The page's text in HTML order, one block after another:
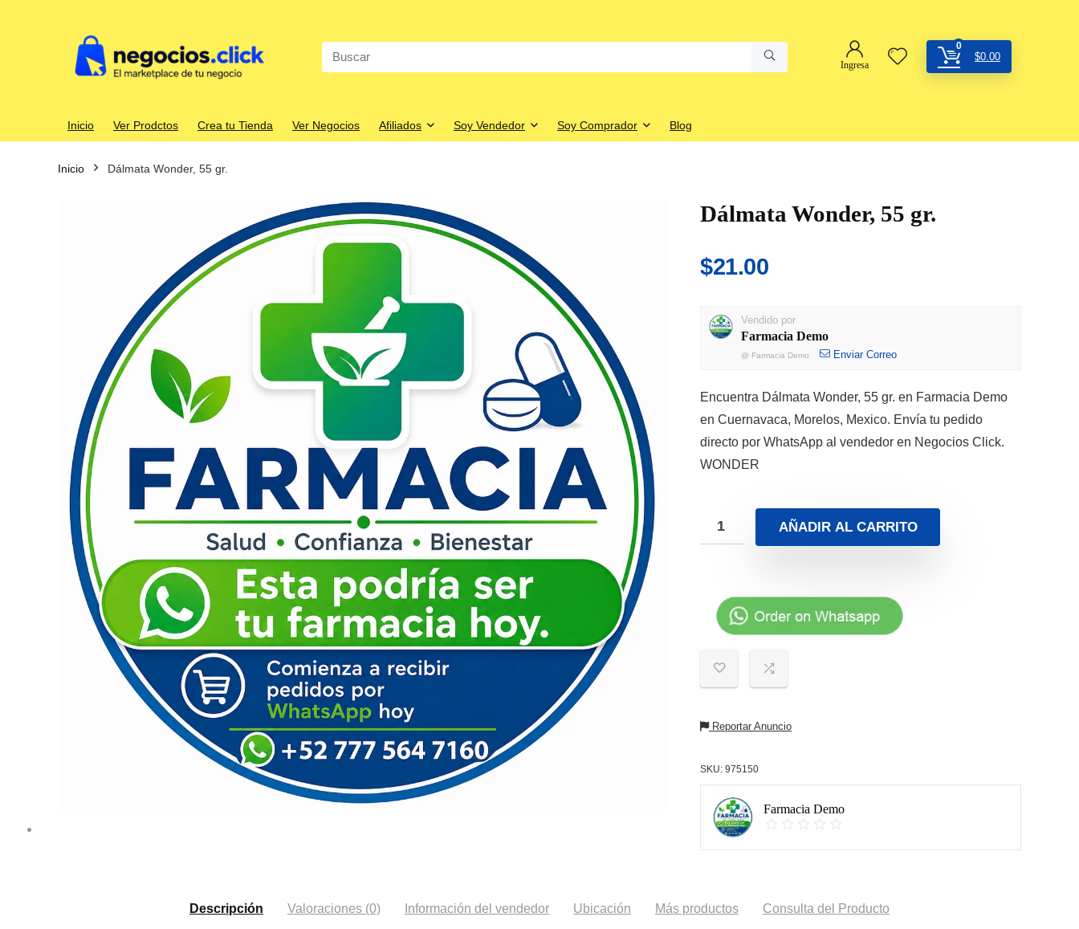
Search
for:
Ingresa
0
$0.00
Inicio Ver Prodctos Crea tu Tienda Ver Negocios Afiliados Soy Vendedor Soy Comprador Blog
Inicio Dálmata Wonder, 55 gr.
Dálmata Wonder, 55 gr.
$21.00
Vendido por
Farmacia Demo
@ Farmacia Demo Enviar Correo
Encuentra Dálmata Wonder, 55 gr. en Farmacia Demo
en Cuernavaca, Morelos, Mexico. Envía tu pedido
directo por WhatsApp al vendedor en Negocios Click.
WONDER
AÑADIR AL CARRITO
Reportar Anuncio
SKU: 975150
Farmacia Demo
Descripción Valoraciones (0) Información del vendedor Ubicación Más productos Consulta del Producto